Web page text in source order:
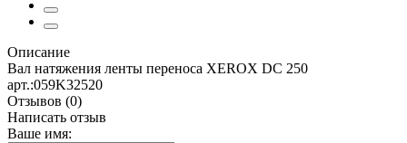
Описание
Вал натяжения ленты переноса XEROX DC 250
арт.:059K32520
Отзывов (0)
Написать отзыв
Ваше имя: